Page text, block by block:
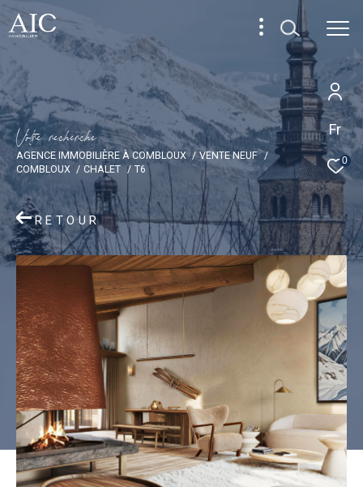
Fr
0
Votre recherche
AGENCE IMMOBILIÈRE À COMBLOUX
VENTE NEUF
COMBLOUX
CHALET T6
RETOUR